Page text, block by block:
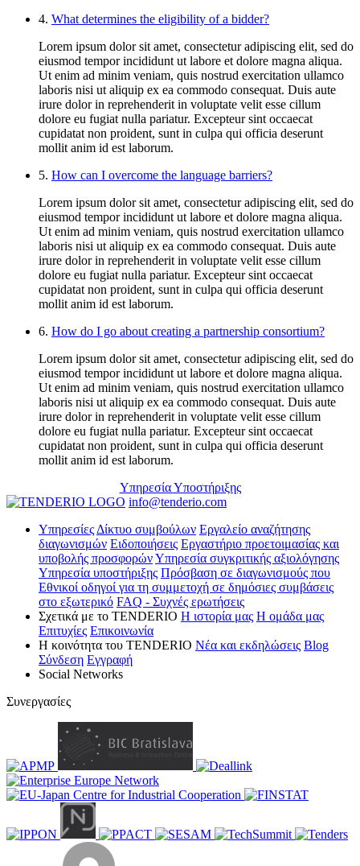
4. What determines the eligibility of a bidder?
Lorem ipsum dolor sit amet, consectetur adipiscing elit, sed do
eiusmod tempor incididunt ut labore et dolore magna aliqua.
Ut enim ad minim veniam, quis nostrud exercitation ullamco
laboris nisi ut aliquip ex ea commodo consequat. Duis aute
irure dolor in reprehenderit in voluptate velit esse cillum
dolore eu fugiat nulla pariatur. Excepteur sint occaecat
cupidatat non proident, sunt in culpa qui officia deserunt
mollit anim id est laborum.
5. How can I overcome the language barriers?
Lorem ipsum dolor sit amet, consectetur adipiscing elit, sed do
eiusmod tempor incididunt ut labore et dolore magna aliqua.
Ut enim ad minim veniam, quis nostrud exercitation ullamco
laboris nisi ut aliquip ex ea commodo consequat. Duis aute
irure dolor in reprehenderit in voluptate velit esse cillum
dolore eu fugiat nulla pariatur. Excepteur sint occaecat
cupidatat non proident, sunt in culpa qui officia deserunt
mollit anim id est laborum.
6. How do I go about creating a partnership consortium?
Lorem ipsum dolor sit amet, consectetur adipiscing elit, sed do
eiusmod tempor incididunt ut labore et dolore magna aliqua.
Ut enim ad minim veniam, quis nostrud exercitation ullamco
laboris nisi ut aliquip ex ea commodo consequat. Duis aute
irure dolor in reprehenderit in voluptate velit esse cillum
dolore eu fugiat nulla pariatur. Excepteur sint occaecat
cupidatat non proident, sunt in culpa qui officia deserunt
mollit anim id est laborum.
Υπηρεσία Υποστήριξης
info@tenderio.com
ΥπηρεσίεςΔίκτυο συμβούλων Εργαλείο αναζήτησης
διαγωνισμών Ειδοποιήσεις Εργαστήριο προετοιμασίας και
υποβολής προσφορώνΥπηρεσία συγκριτικής αξιολόγησης
Υπηρεσία υποστήριξης Πρόσβαση σε διαγωνισμούς που
Εθνικοί οδηγοί για τη συμμετοχή σε δημόσιες συμβάσεις
στο εξωτερικό FAQ - Συχνές ερωτήσεις
Σχετικά με το TENDERIO Η ιστορία μας Η ομάδα μας
Eπιτυχίες Επικοινωνία
Η κοινότητα του ΤENDERIO Νέα και εκδηλώσεις Blog
Σύνδεση Εγγραφή
Social Networks
Συνεργασίες